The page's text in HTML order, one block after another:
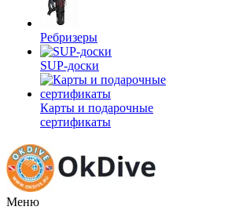
Ребризеры
SUP-доски
Карты и подарочные
сертификаты
Меню